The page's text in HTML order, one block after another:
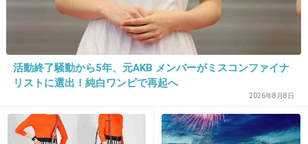
て人がいたのかな？ww
+100
松ケンじゃなかったら見てみたかったけどなぁ〜
+10 -27
活動終了騒動から5年、元AKB メンバーがミスコンファイナ
リストに選出！純白ワンピで再起へ
2026年8月8日